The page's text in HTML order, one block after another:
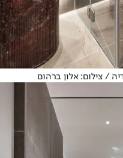
/ צילום: אלון ברהום